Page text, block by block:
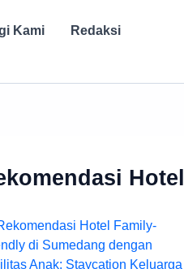
Kami Redaksi
Hotel
Hotel Family-
di Sumedang dengan
Anak: Staycation Keluarga